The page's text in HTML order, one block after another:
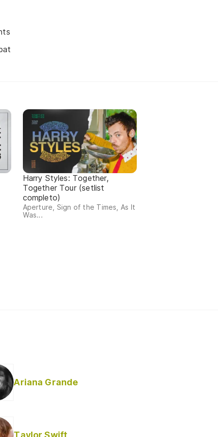
Harry Styles: Together,
Together Tour (setlist
completo)
Aperture, Sign of the Times, As It
Was...
Ariana Grande
Taylor Swift